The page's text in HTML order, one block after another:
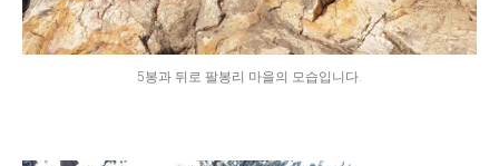
5봉과 뒤로 팔봉리 마을의 모습입니다.